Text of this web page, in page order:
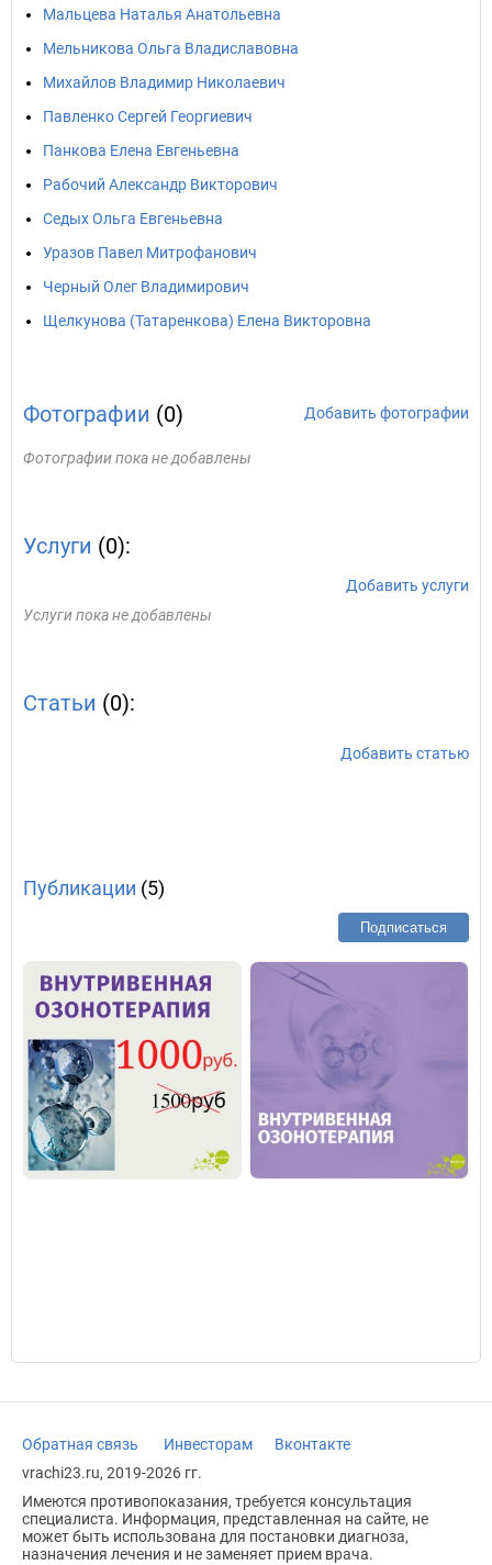
Мальцева Наталья Анатольевна
Мельникова Ольга Владиславовна
Михайлов Владимир Николаевич
Павленко Сергей Георгиевич
Панкова Елена Евгеньевна
Рабочий Александр Викторович
Седых Ольга Евгеньевна
Уразов Павел Митрофанович
Черный Олег Владимирович
Щелкунова (Татаренкова) Елена Викторовна
Фотографии (0) Добавить фотографии
Фотографии пока не добавлены
Услуги (0):
Добавить услуги
Услуги пока не добавлены
Статьи (0):
Добавить статью
Публикации (5)
Подписаться
Обратная связь Инвесторам
Вконтакте
vrachi23.ru, 2019-2026 гг.
Имеются противопоказания, требуется консультация
специалиста. Информация, представленная на сайте, не
может быть использована для постановки диагноза,
назначения лечения и не заменяет прием врача.